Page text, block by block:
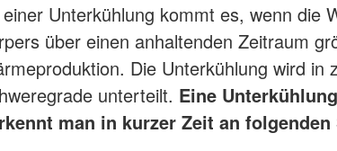
Unterkühlung kommt es, wenn die
über einen anhaltenden Zeitraum
Die Unterkühlung wird in
unterteilt. Eine
man in kurzer Zeit an folgenden